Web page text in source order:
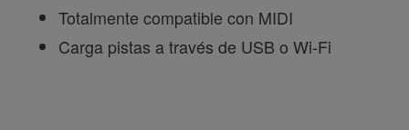
Totalmente compatible con MIDI
Carga pistas a través de USB o Wi-Fi